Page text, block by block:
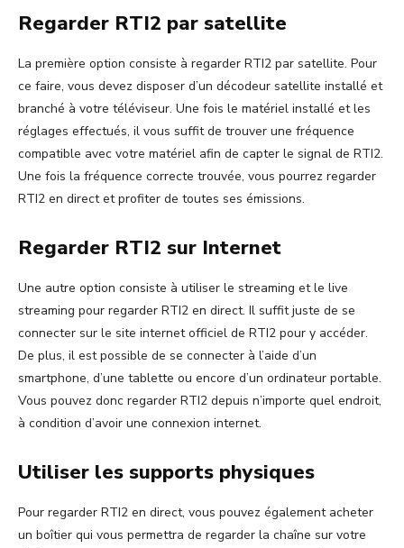
Regarder RTI2 par satellite
La première option consiste à regarder RTI2 par satellite. Pour
ce faire, vous devez disposer d’un décodeur satellite installé et
branché à votre téléviseur. Une fois le matériel installé et les
réglages effectués, il vous suffit de trouver une fréquence
compatible avec votre matériel afin de capter le signal de RTI2.
Une fois la fréquence correcte trouvée, vous pourrez regarder
RTI2 en direct et profiter de toutes ses émissions.
Regarder RTI2 sur Internet
Une autre option consiste à utiliser le streaming et le live
streaming pour regarder RTI2 en direct. Il suffit juste de se
connecter sur le site internet officiel de RTI2 pour y accéder.
De plus, il est possible de se connecter à l’aide d’un
smartphone, d’une tablette ou encore d’un ordinateur portable.
Vous pouvez donc regarder RTI2 depuis n’importe quel endroit,
à condition d’avoir une connexion internet.
Utiliser les supports physiques
Pour regarder RTI2 en direct, vous pouvez également acheter
un boîtier qui vous permettra de regarder la chaîne sur votre